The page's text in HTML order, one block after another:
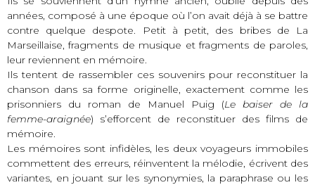
années, composé à une époque où l’on avait déjà à se battre
contre quelque despote. Petit à petit, des bribes de La
Marseillaise, fragments de musique et fragments de paroles,
leur reviennent en mémoire.
Ils tentent de rassembler ces souvenirs pour reconstituer la
chanson dans sa forme originelle, exactement comme les
prisonniers du roman de Manuel Puig (Le baiser de la
femme-araignée) s’efforcent de reconstituer des films de
mémoire.
Les mémoires sont infidèles, les deux voyageurs immobiles
commettent des erreurs, réinventent la mélodie, écrivent des
variantes, en jouant sur les synonymies, la paraphrase ou les